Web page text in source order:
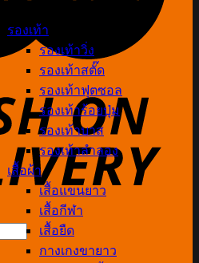
รองเท้า
รองเท้าวิ่ง
รองเท้าสตั๊ด
รองเท้าฟุตซอล
รองเท้าร้อยปุ่ม
รองเท้าบาส
รองเท้าลำลอง
เสื้อผ้า
เสื้อแขนยาว
เสื้อกีฬา
เสื้อยืด
กางเกงขายาว